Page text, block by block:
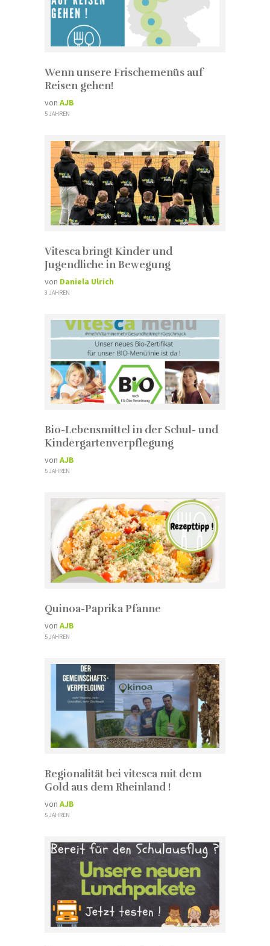
Wenn unsere Frischemenüs auf
Reisen gehen!
von AJB
5 JAHREN
Vitesca bringt Kinder und
Jugendliche in Bewegung
von Daniela Ulrich
3 JAHREN
Bio-Lebensmittel in der Schul- und
Kindergartenverpflegung
von AJB
5 JAHREN
Quinoa-Paprika Pfanne
von AJB
5 JAHREN
Regionalität bei vitesca mit dem
Gold aus dem Rheinland !
von AJB
5 JAHREN